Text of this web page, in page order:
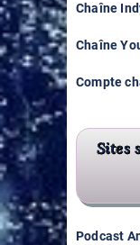
Chaîne
Chaîne
Compte
Sites
Podcast